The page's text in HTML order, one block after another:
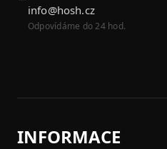
info@hosh.cz
Odpovídáme do 24 hod.
INFORMACE